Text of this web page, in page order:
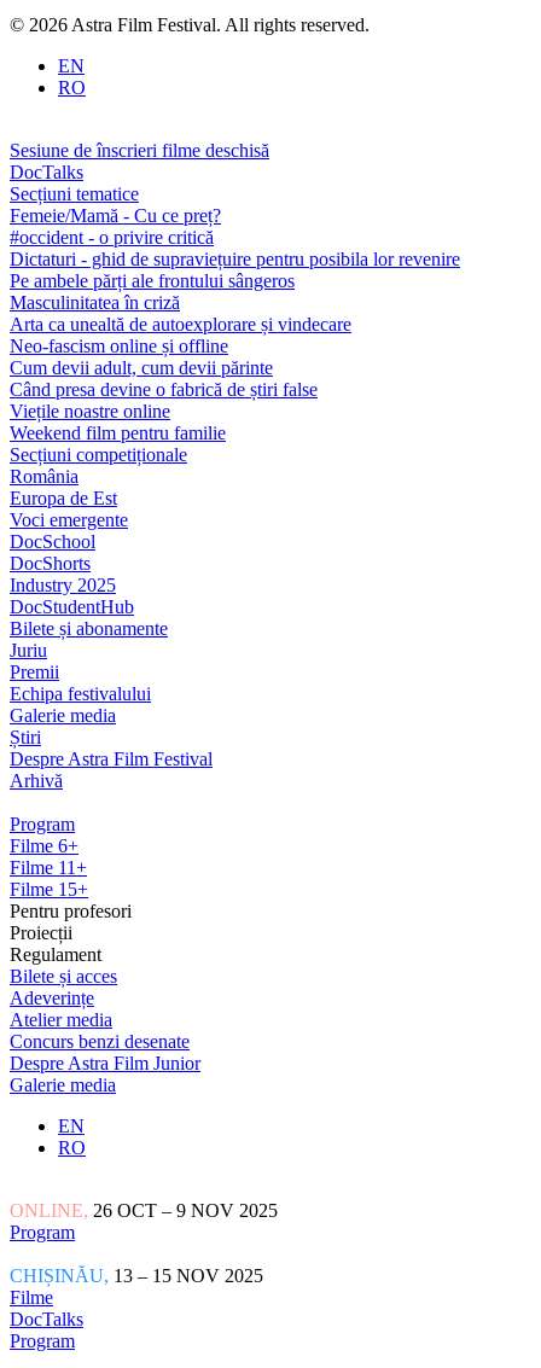
© 2026 Astra Film Festival. All rights reserved.
EN
RO
Sesiune de înscrieri filme deschisă
DocTalks
Secțiuni tematice
Femeie/Mamă - Cu ce preț?
#occident - o privire critică
Dictaturi - ghid de supraviețuire pentru posibila lor revenire
Pe ambele părți ale frontului sângeros
Masculinitatea în criză
Arta ca unealtă de autoexplorare și vindecare
Neo-fascism online și offline
Cum devii adult, cum devii părinte
Când presa devine o fabrică de știri false
Viețile noastre online
Weekend film pentru familie
Secțiuni competiționale
România
Europa de Est
Voci emergente
DocSchool
DocShorts
Industry 2025
DocStudentHub
Bilete și abonamente
Juriu
Premii
Echipa festivalului
Galerie media
Știri
Despre Astra Film Festival
Arhivă
Program
Filme 6+
Filme 11+
Filme 15+
Pentru profesori
Proiecții
Regulament
Bilete și acces
Adeverințe
Atelier media
Concurs benzi desenate
Despre Astra Film Junior
Galerie media
EN
RO
ONLINE, 26 OCT – 9 NOV 2025
Program
CHIȘINĂU, 13 – 15 NOV 2025
Filme
DocTalks
Program